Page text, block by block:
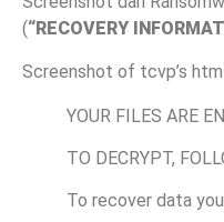
(“RECOVERY
Screenshot of tcvp’s
YOUR FILES ARE
TO DECRYPT,
To recover data